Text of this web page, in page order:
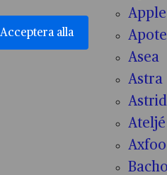
Apple
Asea
Astra
Bacho
Acceptera alla